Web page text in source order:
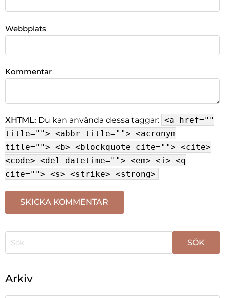
Webbplats
Kommentar
XHTML: Du kan använda dessa taggar: <a href=""
title=""> <abbr title=""> <acronym
title=""> <b> <blockquote cite=""> <cite>
<code> <del datetime=""> <em> <i> <q
cite=""> <s> <strike> <strong>
Arkiv